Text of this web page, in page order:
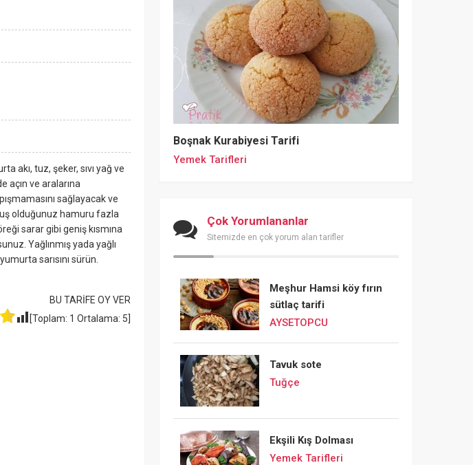
akı, tuz, şeker, sıvı yağ ve
açın ve aralarına
sağlayacak ve
olduğunuz hamuru fazla
sarar gibi geniş kısmına
Yağlınmış yada yağlı
sarısını sürün.
BU TARİFE OY VER
[Toplam: 1 Ortalama: 5
Boşnak Kurabiyesi Tarifi
Yemek Tarifleri
Çok Yorumlananlar
Sitemizde en çok yorum alan tarifler
Meşhur Hamsi köy fırın
sütlaç tarifi
AYSETOPCU
Tavuk sote
Tuğçe
Ekşili Kış Dolması
Yemek Tarifleri